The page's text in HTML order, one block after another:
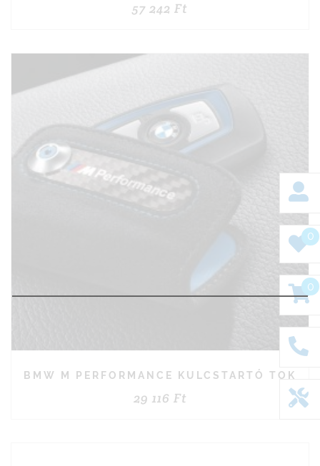
0
0
57 242 Ft
BMW M PERFORMANCE KULCSTARTÓ TOK
29 116 Ft